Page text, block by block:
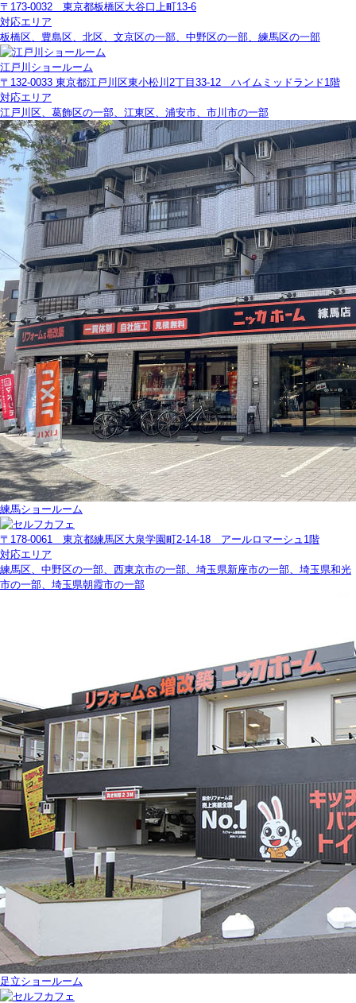
〒173-0032 東京都板橋区大谷口上町13-6
対応エリア
板橋区、豊島区、北区、文京区の一部、中野区の一部、練馬区の一部
江戸川ショールーム
〒132-0033 東京都江戸川区東小松川2丁目33-12 ハイムミッドランド1階
対応エリア
江戸川区、葛飾区の一部、江東区、浦安市、市川市の一部
練馬ショールーム
〒178-0061 東京都練馬区大泉学園町2-14-18 アールロマーシュ1階
対応エリア
練馬区、中野区の一部、西東京市の一部、埼玉県新座市の一部、埼玉県和光
市の一部、埼玉県朝霞市の一部
足立ショールーム